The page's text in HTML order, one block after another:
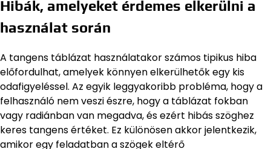
Hibák, amelyeket érdemes elkerülni a
használat során
A tangens táblázat használatakor számos tipikus hiba
előfordulhat, amelyek könnyen elkerülhetők egy kis
odafigyeléssel. Az egyik leggyakoribb probléma, hogy a
felhasználó nem veszi észre, hogy a táblázat fokban
vagy radiánban van megadva, és ezért hibás szöghez
keres tangens értéket. Ez különösen akkor jelentkezik,
amikor egy feladatban a szögek eltérő